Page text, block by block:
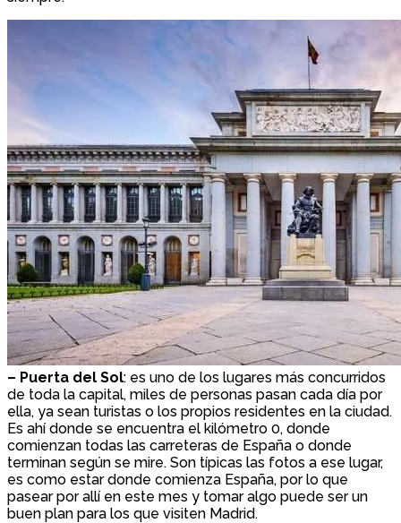
– Puerta del Sol: es uno de los lugares más concurridos
de toda la capital, miles de personas pasan cada día por
ella, ya sean turistas o los propios residentes en la ciudad.
Es ahí donde se encuentra el kilómetro 0, donde
comienzan todas las carreteras de España o donde
terminan según se mire. Son típicas las fotos a ese lugar,
es como estar donde comienza España, por lo que
pasear por allí en este mes y tomar algo puede ser un
buen plan para los que visiten Madrid.